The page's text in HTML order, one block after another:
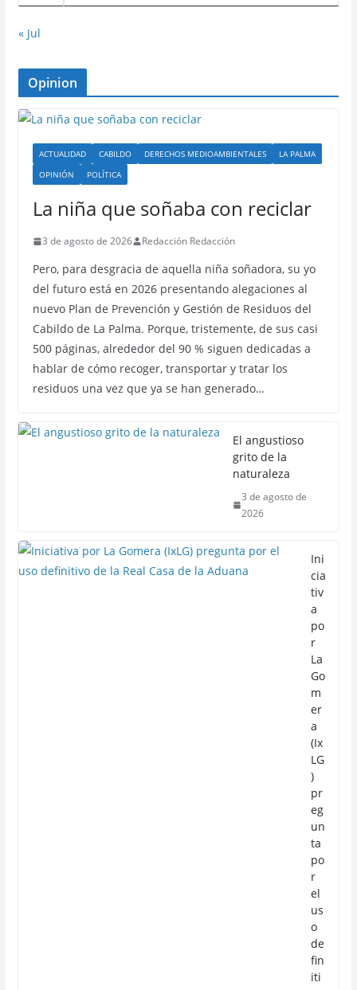
« Jul
Opinion
ACTUALIDAD CABILDO DERECHOS MEDIOAMBIENTALES
LA PALMA
OPINIÓN
POLÍTICA
La niña que soñaba con reciclar
3 de agosto de 2026 Redacción Redacción
Pero, para desgracia de aquella niña soñadora, su yo
del futuro está en 2026 presentando alegaciones al
nuevo Plan de Prevención y Gestión de Residuos del
Cabildo de La Palma. Porque, tristemente, de sus casi
500 páginas, alrededor del 90 % siguen dedicadas a
hablar de cómo recoger, transportar y tratar los
residuos una vez que ya se han generado…
El angustioso
grito de la
naturaleza
3 de agosto de
2026
Ini
cia
tiv
a
po
r
La
Go
m
er
a
(Ix
LG
)
pr
eg
un
ta
po
r
el
us
o
de
fin
iti